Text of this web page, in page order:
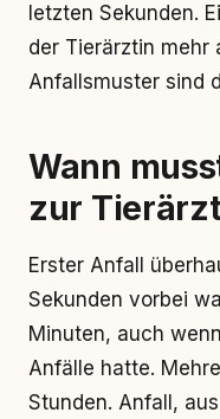
letzten Sekunden.
der Tierärztin mehr
Anfallsmuster sind
Wann
zur
Erster Anfall
Sekunden vorbei
Minuten, auch
Anfälle hatte.
Stunden. Anfall,